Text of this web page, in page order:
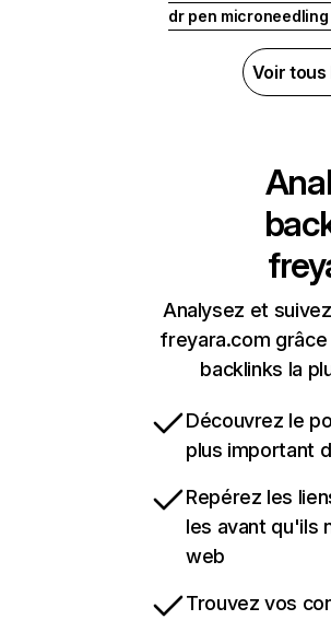
dr pen microneedling
Voir
Analysez et
freyara.com
backlinks la
Découvrez le
plus important
Repérez les
les avant qu'ils
web
Trouvez vos